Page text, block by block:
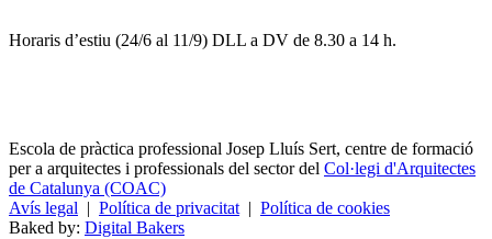
Horaris d’estiu (24/6 al 11/9) DLL a DV de 8.30 a 14 h.
Escola de pràctica professional Josep Lluís Sert, centre de formació
per a arquitectes i professionals del sector del Col·legi d'Arquitectes
de Catalunya (COAC)
Avís legal | Política de privacitat | Política de cookies
Baked by: Digital Bakers